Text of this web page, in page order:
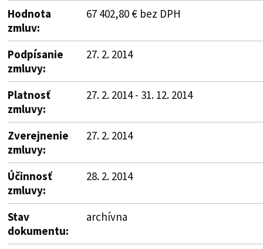
Hodnota
zmluv:
67 402,80 € bez DPH
Podpísanie
zmluvy:
27. 2. 2014
Platnosť
zmluvy:
27. 2. 2014 - 31. 12. 2014
Zverejnenie
zmluvy:
27. 2. 2014
Účinnosť
zmluvy:
28. 2. 2014
Stav
dokumentu:
archívna